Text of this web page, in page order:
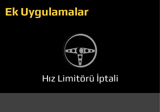
Ek Uygulamalar
Hız Limitörü İptali